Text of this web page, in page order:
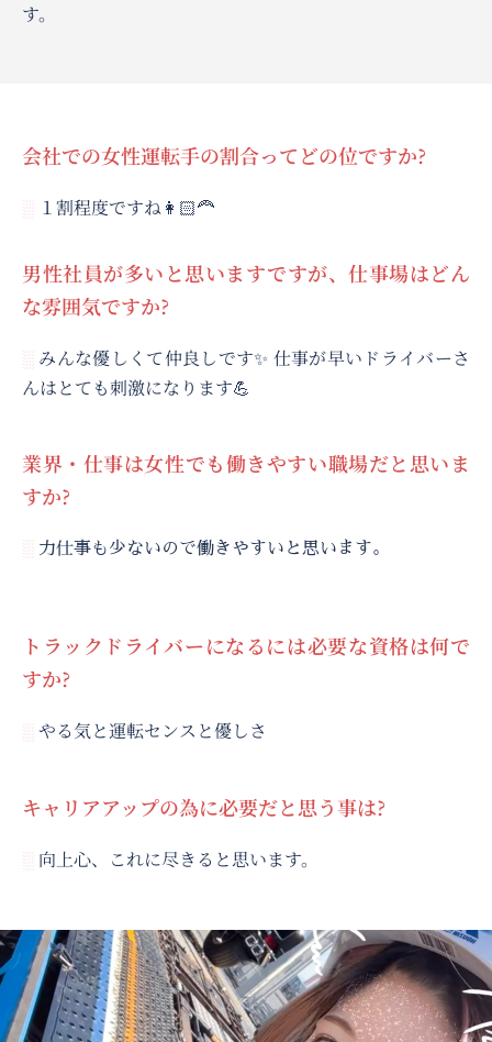
す。
会社での女性運転手の割合ってどの位ですか?
░ １割程度ですね👩🏻‍🦰
男性社員が多いと思いますですが、仕事場はどん
な雰囲気ですか?
░ みんな優しくて仲良しです✨ 仕事が早いドライバーさ
んはとても刺激になります💪
業界・仕事は女性でも働きやすい職場だと思いま
すか?
░ 力仕事も少ないので働きやすいと思います。
トラックドライバーになるには必要な資格は何で
すか?
░ やる気と運転センスと優しさ
キャリアアップの為に必要だと思う事は?
░ 向上心、これに尽きると思います。